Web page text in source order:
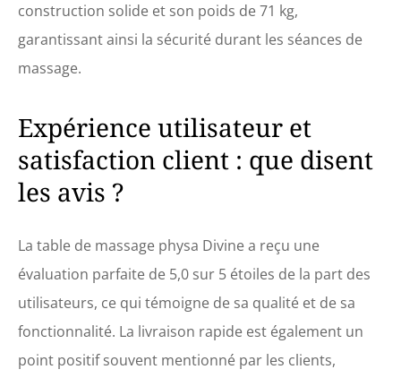
construction solide et son poids de 71 kg,
garantissant ainsi la sécurité durant les séances de
massage.
Expérience utilisateur et
satisfaction client : que disent
les avis ?
La table de massage physa Divine a reçu une
évaluation parfaite de 5,0 sur 5 étoiles de la part des
utilisateurs, ce qui témoigne de sa qualité et de sa
fonctionnalité. La livraison rapide est également un
point positif souvent mentionné par les clients,